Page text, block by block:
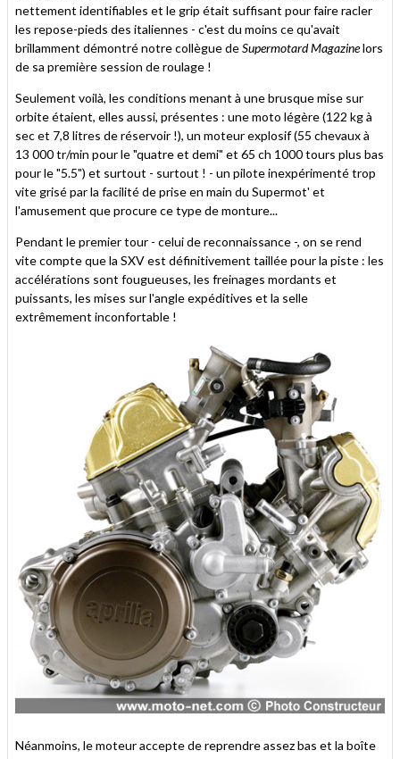
nettement identifiables et le grip était suffisant pour faire racler
les repose-pieds des italiennes - c'est du moins ce qu'avait
brillamment démontré notre collègue deSupermotard Magazinelors
de sa première session de roulage !
Seulement voilà, les conditions menant à une brusque mise sur
orbite étaient, elles aussi, présentes : une moto légère (122 kg à
sec et 7,8 litres de réservoir !), un moteur explosif (55 chevaux à
13 000 tr/min pour le "quatre et demi" et 65 ch 1000 tours plus bas
pour le "5.5") et surtout - surtout ! - un pilote inexpérimenté trop
vite grisé par la facilité de prise en main du Supermot' et
l'amusement que procure ce type de monture...
Pendant le premier tour - celui de reconnaissance -, on se rend
vite compte que la SXV est définitivement taillée pour la piste : les
accélérations sont fougueuses, les freinages mordants et
puissants, les mises sur l'angle expéditives et la selle
extrêmement inconfortable !
Néanmoins, le moteur accepte de reprendre assez bas et la boîte